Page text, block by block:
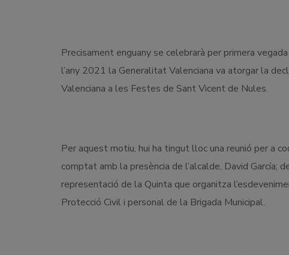
Precisament enguany se celebrarà per primera
l’any 2021 la Generalitat Valenciana va atorgar la
Valenciana a les Festes de Sant Vicent de Nules.
Per aquest motiu, hui ha tingut lloc una reunió per a
comptat amb la presència de l’alcalde, David García;
representació de la Quinta que organitza
Protecció Civil i personal de la Brigada Municipal.